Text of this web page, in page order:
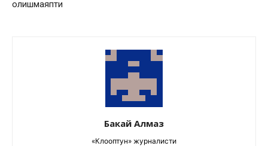
олишмаяпти
Бакай Алмаз
«Клооптун» журналисти